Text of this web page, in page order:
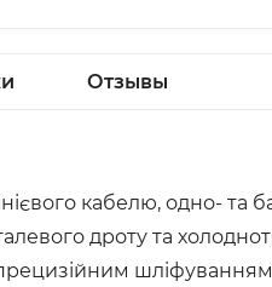
Отзывы
кабелю, одно- та
дроту та
шліфуванням